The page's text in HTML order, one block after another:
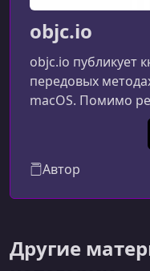
objc.io
objc.io публикует
передовых
macOS. Помимо
статей, книг и
семинары,
Автор
Другие